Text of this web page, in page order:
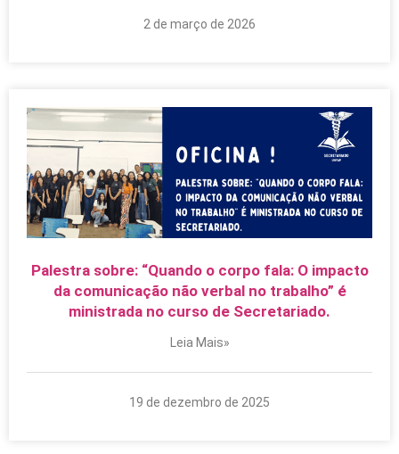
2 de março de 2026
Palestra sobre: “Quando o corpo fala: O impacto
da comunicação não verbal no trabalho” é
ministrada no curso de Secretariado.
Leia Mais»
19 de dezembro de 2025